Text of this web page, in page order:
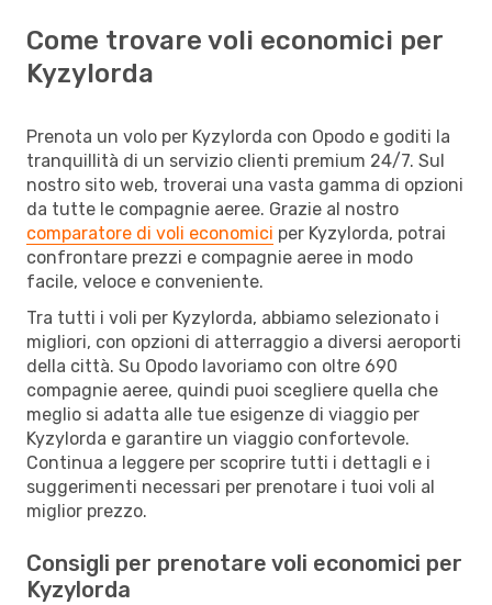
Come trovare voli economici per
Kyzylorda
Prenota un volo per Kyzylorda con Opodo e goditi la
tranquillità di un servizio clienti premium 24/7. Sul
nostro sito web, troverai una vasta gamma di opzioni
da tutte le compagnie aeree. Grazie al nostro
comparatore di voli economici per Kyzylorda, potrai
confrontare prezzi e compagnie aeree in modo
facile, veloce e conveniente.
Tra tutti i voli per Kyzylorda, abbiamo selezionato i
migliori, con opzioni di atterraggio a diversi aeroporti
della città. Su Opodo lavoriamo con oltre 690
compagnie aeree, quindi puoi scegliere quella che
meglio si adatta alle tue esigenze di viaggio per
Kyzylorda e garantire un viaggio confortevole.
Continua a leggere per scoprire tutti i dettagli e i
suggerimenti necessari per prenotare i tuoi voli al
miglior prezzo.
Consigli per prenotare voli economici per
Kyzylorda